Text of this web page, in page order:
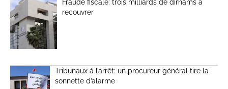
Fraude fiscale: trois milliards de dirhams à
recouvrer
Tribunaux à l’arrêt: un procureur général tire la
sonnette d’alarme